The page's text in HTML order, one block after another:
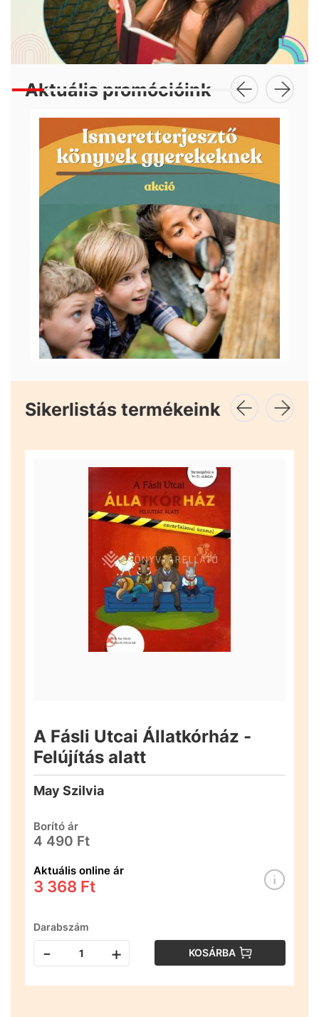
Aktuális promócióink
Sikerlistás termékeink
A Fásli Utcai Állatkórház -
Felújítás alatt
May Szilvia
Borító ár
4 490 Ft
Aktuális online ár
3 368 Ft
Darabszám
- + KOSÁRBA